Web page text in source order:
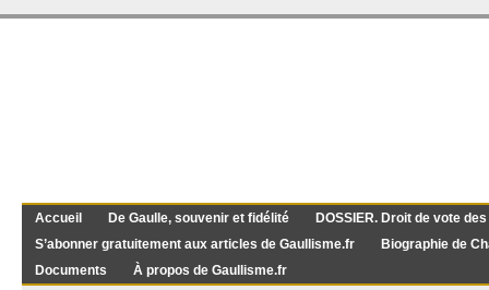
Accueil De Gaulle, souvenir et fidélité
DOSSIER. Droit de vote
S’abonner gratuitement aux articles de Gaullisme.fr
Biographie de
Documents
À propos de Gaullisme.fr